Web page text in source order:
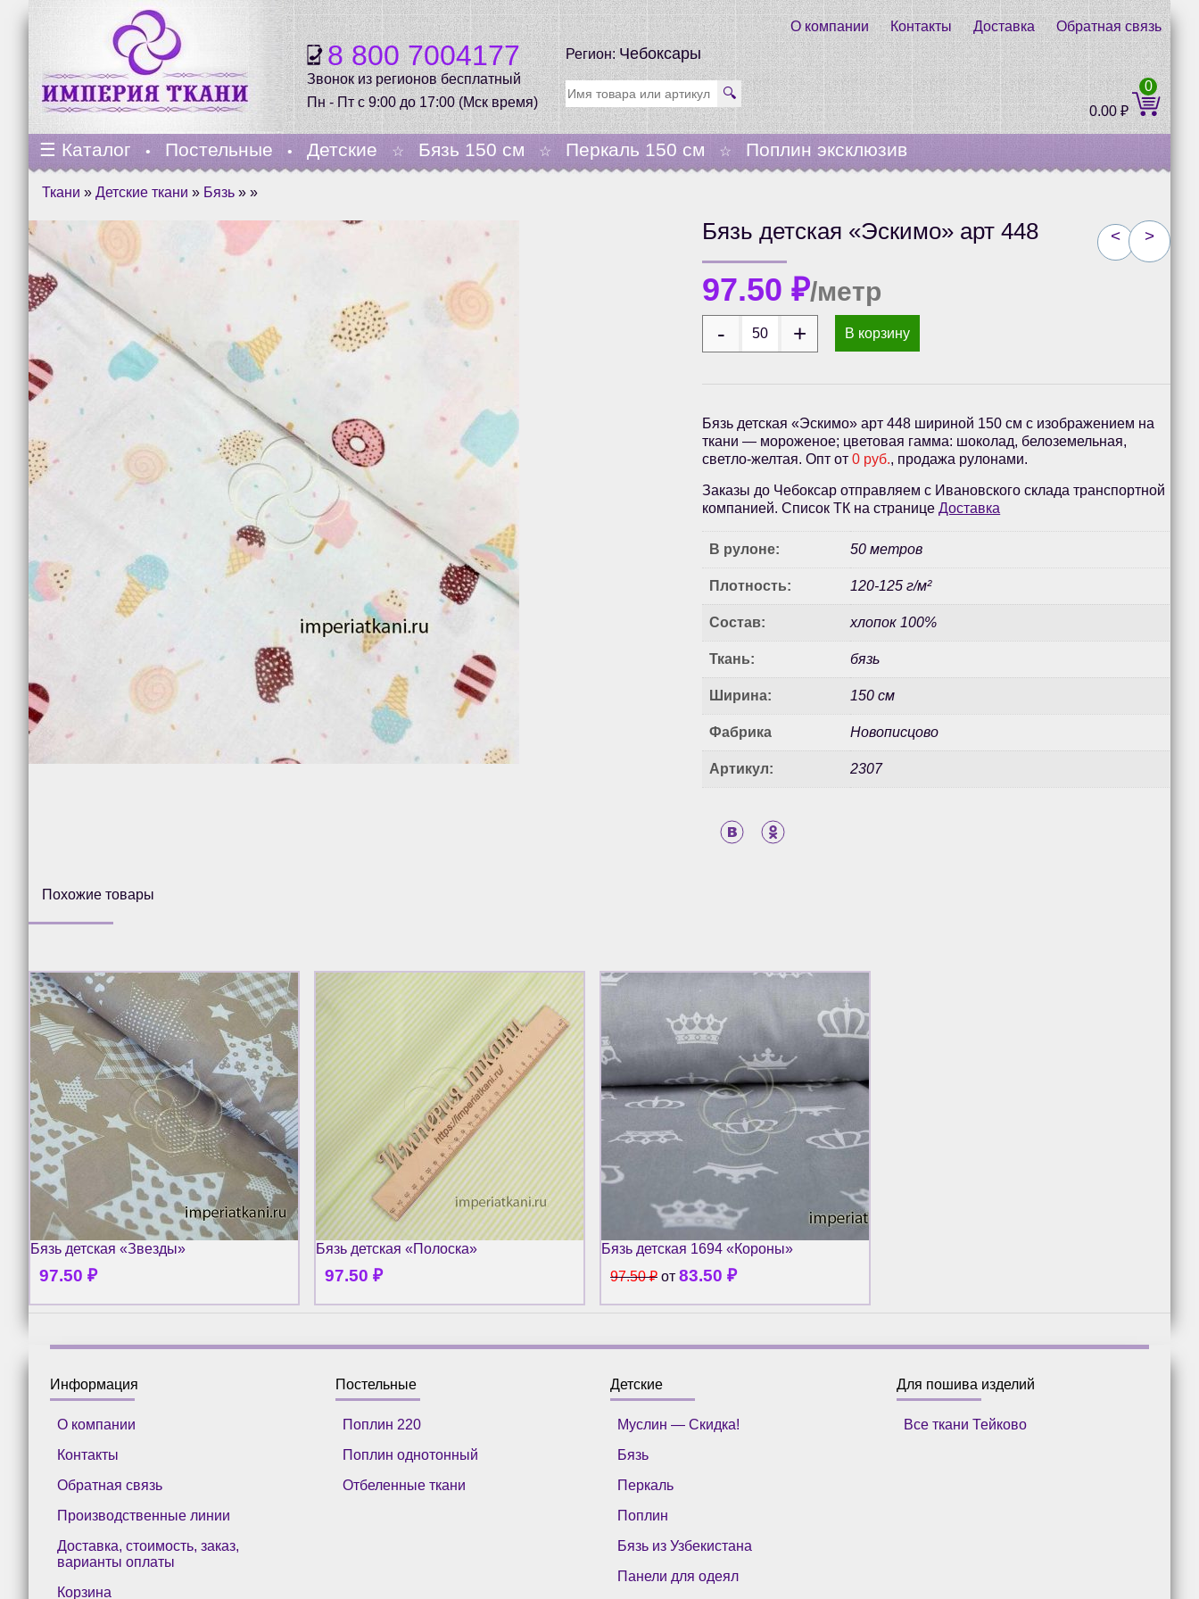
8 800 7004177
Звонок из регионов бесплатный
Пн - Пт с 9:00 до 17:00 (Мск время)
О компании Контакты Доставка
Обратная связь
Регион:Чебоксары
🔍
0.00₽
0
☰ Каталог • Постельные • Детские ☆ Бязь 150 см ☆ Перкаль 150 см ☆ Поплин эксклюзив
Ткани » Детские ткани » Бязь » »
< >
Бязь детская «Эскимо» арт 448
97.50₽/метр
В корзину
Бязь детская «Эскимо» арт 448 шириной 150 см с изображением на
ткани — мороженое; цветовая гамма: шоколад, белоземельная,
светло-желтая. Опт от0 руб., продажа рулонами.
Заказы до Чебоксар отправляем с Ивановского склада транспортной
компанией. Список ТК на страницеДоставка
В рулоне: 50 метров
Плотность: 120-125 г/м²
Состав: хлопок 100%
Ткань: бязь
Ширина: 150 см
Фабрика Новописцово
Артикул: 2307
Похожие товары
Бязь детская «Звезды»
97.50 ₽
Бязь детская «Полоска»
97.50 ₽
Бязь детская 1694 «Короны»
97.50₽ от 83.50 ₽
Информация
О компании
Контакты
Обратная связь
Производственные линии
Доставка, стоимость, заказ,
варианты оплаты
Корзина
Постельные
Поплин 220
Поплин однотонный
Отбеленные ткани
Детские
Муслин — Скидка!
Бязь
Перкаль
Поплин
Бязь из Узбекистана
Панели для одеял
Для пошива изделий
Все ткани Тейково